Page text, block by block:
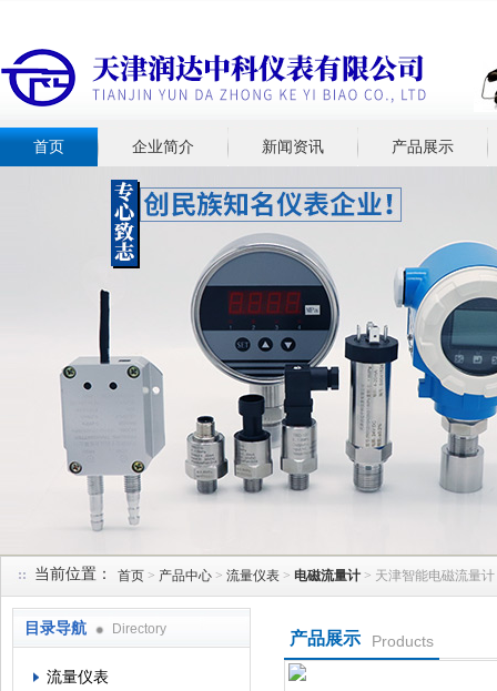
首页 企业简介 新闻资讯 产品展示
当前位置： 首页 > 产品中心 > 流量仪表 > 电磁流量计 > 天津智能电磁流量计
目录导航 Directory
流量仪表
产品展示 Products